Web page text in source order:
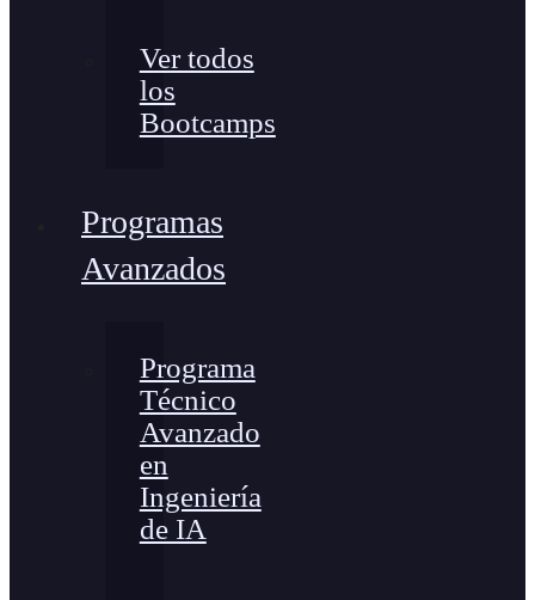
Ver todos
los
Bootcamps
Programas
Avanzados
Programa
Técnico
Avanzado
en
Ingeniería
de IA